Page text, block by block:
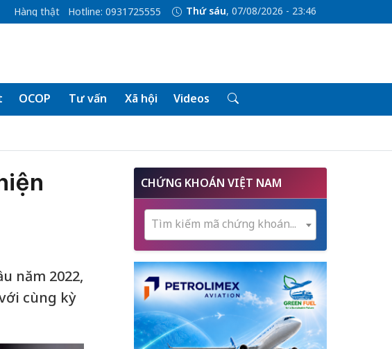
Hàng thật Hotline: 0931725555 Thứ sáu, 07/08/2026 - 23:46
OCOP Tư vấn Xã hội Videos
năm 2022,
cùng kỳ
CHỨNG KHOÁN VIỆT NAM
Tìm kiếm mã chứng khoán...